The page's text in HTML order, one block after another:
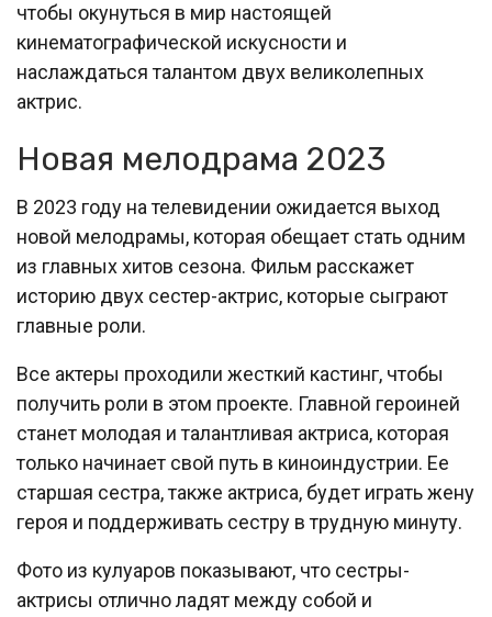
чтобы окунуться в мир настоящей
кинематографической искусности и
наслаждаться талантом двух великолепных
актрис.
Новая мелодрама 2023
В 2023 году на телевидении ожидается выход
новой мелодрамы, которая обещает стать одним
из главных хитов сезона. Фильм расскажет
историю двух сестер-актрис, которые сыграют
главные роли.
Все актеры проходили жесткий кастинг, чтобы
получить роли в этом проекте. Главной героиней
станет молодая и талантливая актриса, которая
только начинает свой путь в киноиндустрии. Ее
старшая сестра, также актриса, будет играть жену
героя и поддерживать сестру в трудную минуту.
Фото из кулуаров показывают, что сестры-
актрисы отлично ладят между собой и